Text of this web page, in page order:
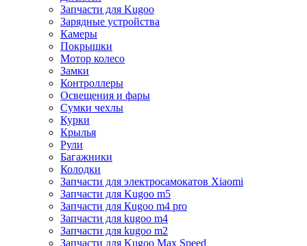
Запчасти для Kugoo
Зарядные устройства
Камеры
Покрышки
Мотор колесо
Замки
Контроллеры
Освещения и фары
Сумки чехлы
Курки
Крылья
Рули
Багажники
Колодки
Запчасти для электросамокатов Xiaomi
Запчасти для Kugoo m5
Запчасти для Кugoo m4 pro
Запчасти для kugoo m4
Запчасти для kugoo m2
Запчасти для Kugoo Max Speed